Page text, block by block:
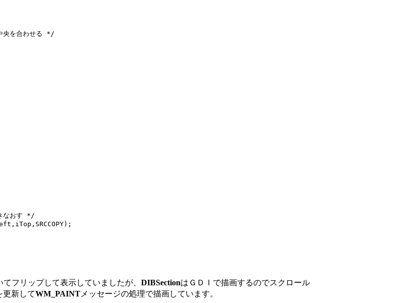
央を合わせる */
なおす */
フリップして表示していましたが、DIBSectionはＧＤＩで描画するのでスクロール
更新してWM_PAINT メッセージの処理で描画しています。